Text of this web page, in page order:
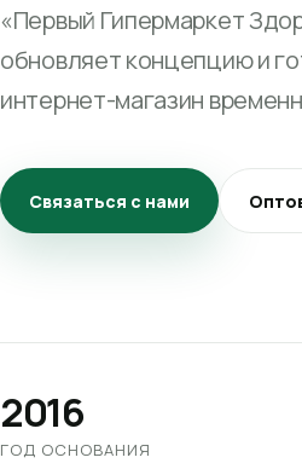
«Первый Гипермаркет
обновляет концепцию и
интернет-магазин
Связаться с нами
2016
ГОД ОСНОВАНИЯ